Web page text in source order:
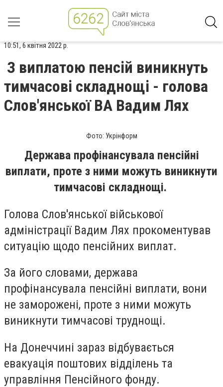
10:51, 6 квітня 2022 р.
З виплатою пенсій виникнуть
тимчасові складнощі - голова
Слов'янської ВА Вадим Лях
Фото: Укрінформ
Держава профінансувала пенсійні
виплати, проте з ними можуть виникнути
тимчасові складнощі.
Голова Слов'янської військової
адміністрації Вадим Лях прокоментував
ситуацію щодо пенсійних виплат.
За його словами, держава
профінансувала пенсійні виплати, вони
не заморожені, проте з ними можуть
виникнути тимчасові труднощі.
На Донеччині зараз відбувається
евакуація поштових відділень та
управління Пенсійного фонду.